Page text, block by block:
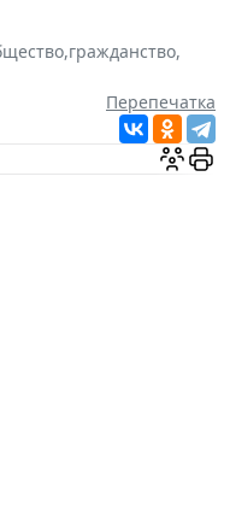
,гражданство,
Перепечатка